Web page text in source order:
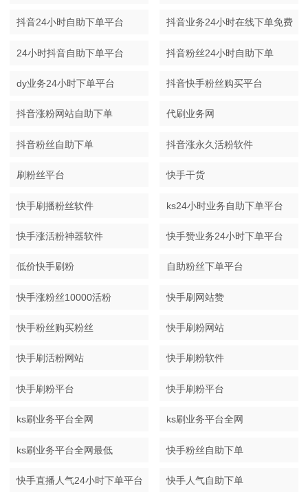
抖音24小时自助下单平台 抖音业务24小时在线下单免费
24小时抖音自助下单平台 抖音粉丝24小时自助下单
dy业务24小时下单平台 抖音快手粉丝购买平台
抖音涨粉网站自助下单 代刷业务网
抖音粉丝自助下单 抖音涨永久活粉软件
刷粉丝平台 快手干货
快手刷播粉丝软件 ks24小时业务自助下单平台
快手涨活粉神器软件 快手赞业务24小时下单平台
低价快手刷粉 自助粉丝下单平台
快手涨粉丝10000活粉 快手刷网站赞
快手粉丝购买粉丝 快手刷粉网站
快手刷活粉网站 快手刷粉软件
快手刷粉平台 快手刷粉平台
ks刷业务平台全网 ks刷业务平台全网
ks刷业务平台全网最低 快手粉丝自助下单
快手直播人气24小时下单平台 快手人气自助下单